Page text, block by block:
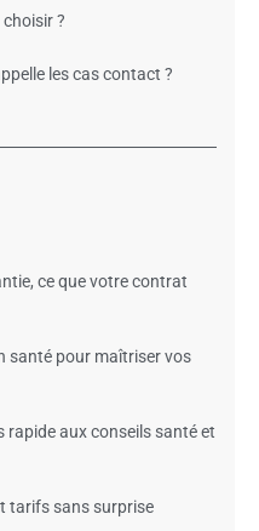
?
les cas contact ?
ce que votre contrat
santé pour maîtriser vos
rapide aux conseils santé et
tarifs sans surprise